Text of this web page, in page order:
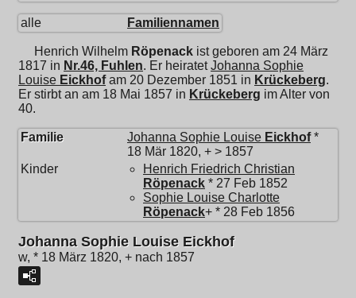
alle Familiennamen
Henrich Wilhelm Röpenack ist geboren am 24 März
1817 in Nr.46, Fuhlen. Er heiratetJohanna Sophie
Louise Eickhofam 20 Dezember 1851 in Krückeberg.
Er stirbt an am 18 Mai 1857 in Krückeberg im Alter von
40.
Familie Johanna Sophie Louise Eickhof*
18 Mär 1820, + > 1857
Kinder
Henrich Friedrich Christian
Röpenack * 27 Feb 1852
Sophie Louise Charlotte
Röpenack+ * 28 Feb 1856
Johanna Sophie Louise Eickhof
w, * 18 März 1820, + nach 1857